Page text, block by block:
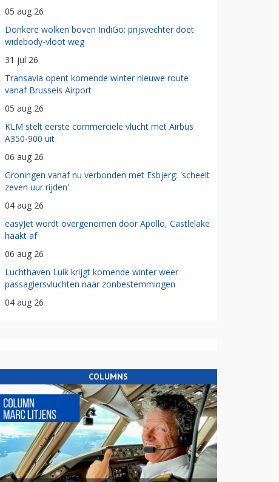
05 aug 26
Donkere wolken boven IndiGo: prijsvechter doet
widebody-vloot weg
31 jul 26
Transavia opent komende winter nieuwe route
vanaf Brussels Airport
05 aug 26
KLM stelt eerste commerciële vlucht met Airbus
A350-900 uit
06 aug 26
Groningen vanaf nu verbonden met Esbjerg: 'scheelt
zeven uur rijden'
04 aug 26
easyJet wordt overgenomen door Apollo, Castlelake
haakt af
06 aug 26
Luchthaven Luik krijgt komende winter weer
passagiersvluchten naar zonbestemmingen
04 aug 26
COLUMNS